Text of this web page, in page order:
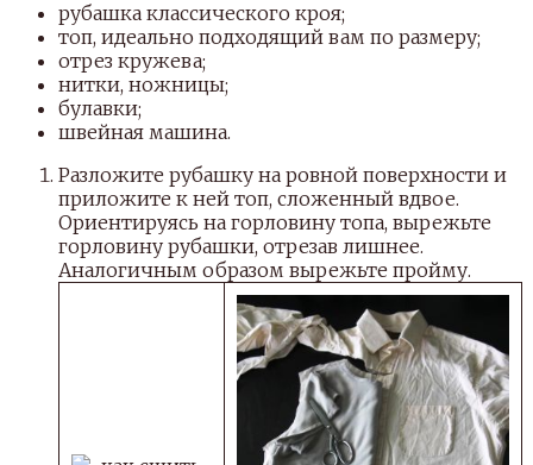
рубашка классического кроя;
топ, идеально подходящий вам по размеру;
отрез кружева;
нитки, ножницы;
булавки;
швейная машина.
Разложите рубашку на ровной поверхности и
приложите к ней топ, сложенный вдвое.
Ориентируясь на горловину топа, вырежьте
горловину рубашки, отрезав лишнее.
Аналогичным образом вырежьте пройму.